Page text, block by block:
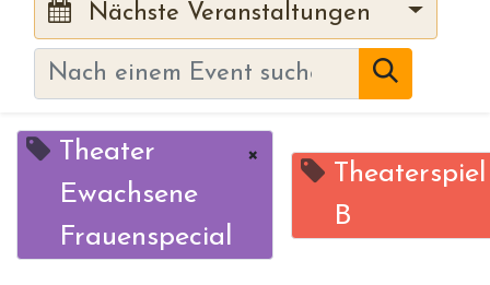
Nächste Veranstaltungen
Theater
Ewachsene
Frauenspecial
×
Theaterspiel
B